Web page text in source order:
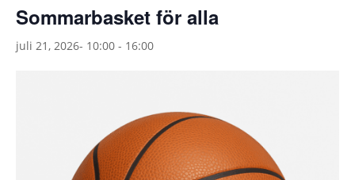
Sommarbasket för alla
juli 21, 2026- 10:00 - 16:00